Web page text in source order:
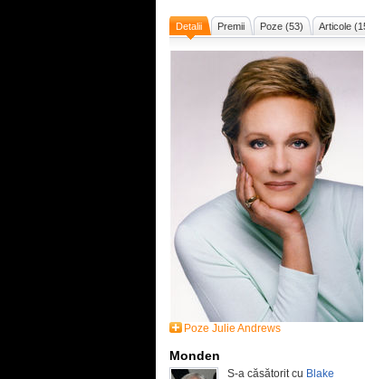
Detalii Premii Poze (53) Articole
Poze Julie Andrews
Monden
S-a căsătorit cu Blake